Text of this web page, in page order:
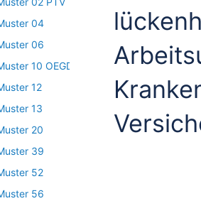
04
06
10 OEGD
12
13
20
39
52
56